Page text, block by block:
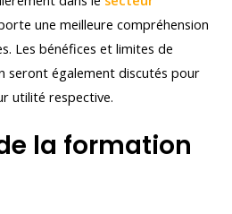
une meilleure compréhension
Les bénéfices et limites de
seront également discutés pour
utilité respective.
la formation